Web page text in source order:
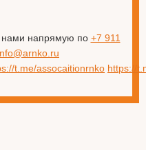
нами напрямую по +7 911
t.me/assocaitionrnko https://